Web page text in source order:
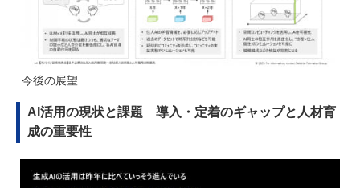
今後の展望
AI活用の現状と課題 導入・定着のギャップと人材育
成の重要性